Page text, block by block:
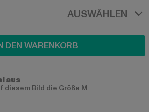
AUSWÄHLEN
DEN WARENKORB
aus
diesem Bild die Größe M